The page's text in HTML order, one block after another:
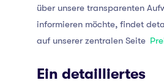
über unsere transparenten
informieren möchte, findet
auf unserer zentralen Seite
Ein detailliertes